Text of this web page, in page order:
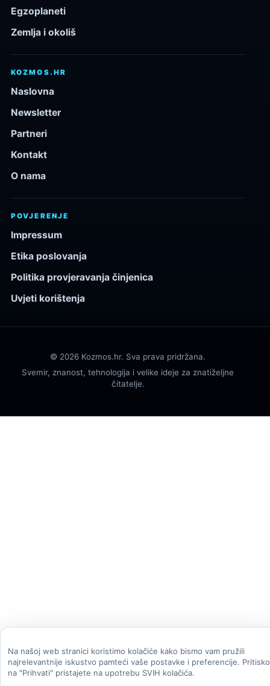
Egzoplaneti
Zemlja i okoliš
KOZMOS.HR
Naslovna
Newsletter
Partneri
Kontakt
O nama
POVJERENJE
Impressum
Etika poslovanja
Politika provjeravanja činjenica
Uvjeti korištenja
© 2026 Kozmos.hr. Sva prava pridržana.
Svemir, znanost, tehnologija i velike ideje za znatiželjne
čitatelje.
Na našoj web stranici koristimo kolačiće kako bismo vam pružili
najrelevantnije iskustvo pamteći vaše postavke i preferencije.
na "Prihvati" pristajete na upotrebu SVIH kolačića.